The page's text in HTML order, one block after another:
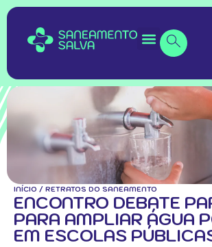
INÍCIO / RETRATOS DO SANEAMENTO
ENCONTRO DEBATE
PARA AMPLIAR ÁGUA
EM ESCOLAS